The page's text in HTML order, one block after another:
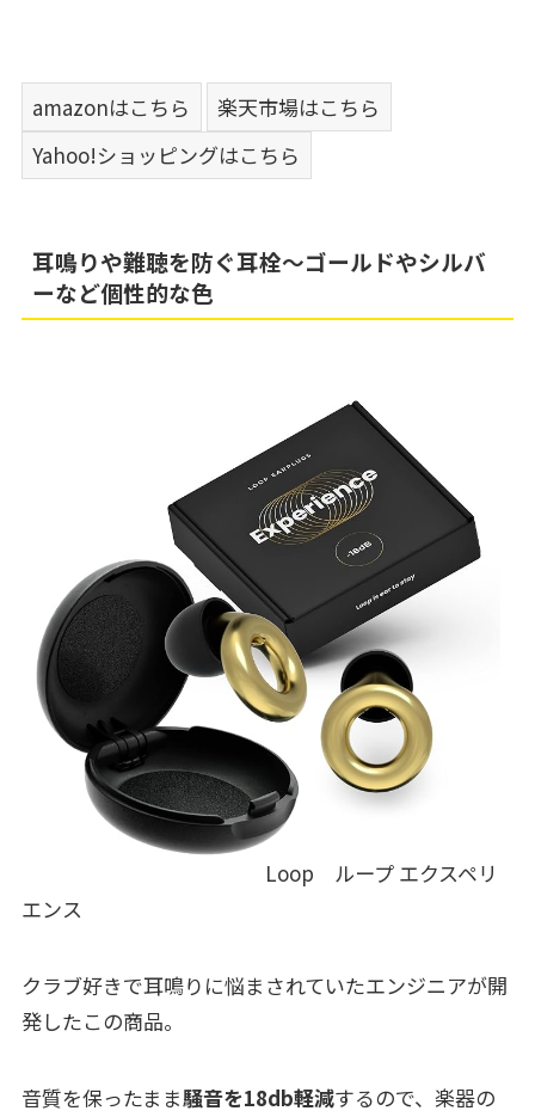
amazonはこちら
楽天市場はこちら
Yahoo!ショッピングはこちら
耳鳴りや難聴を防ぐ耳栓～ゴールドやシルバ
ーなど個性的な色
Loop ループ エクスペリ
エンス
クラブ好きで耳鳴りに悩まされていたエンジニアが開
発したこの商品。
音質を保ったまま騒音を18db軽減するので、楽器の